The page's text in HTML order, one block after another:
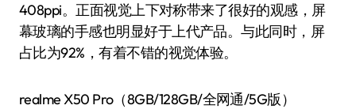
408ppi。正面视觉上下对称带来了很好的观感，屏
幕玻璃的手感也明显好于上代产品。与此同时，屏
占比为92%，有着不错的视觉体验。
realme X50 Pro（8GB/128GB/全网通/5G版）